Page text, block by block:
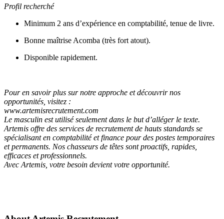
Profil recherché
Minimum 2 ans d’expérience en comptabilité, tenue de livre.
Bonne maîtrise Acomba (très fort atout).
Disponible rapidement.
Pour en savoir plus sur notre approche et découvrir nos
opportunités, visitez :
www.artemisrecrutement.com
Le masculin est utilisé seulement dans le but d’alléger le texte.
Artemis offre des services de recrutement de hauts standards se
spécialisant en comptabilité et finance pour des postes temporaires
et permanents. Nos chasseurs de têtes sont proactifs, rapides,
efficaces et professionnels.
Avec Artemis, votre besoin devient votre opportunité.